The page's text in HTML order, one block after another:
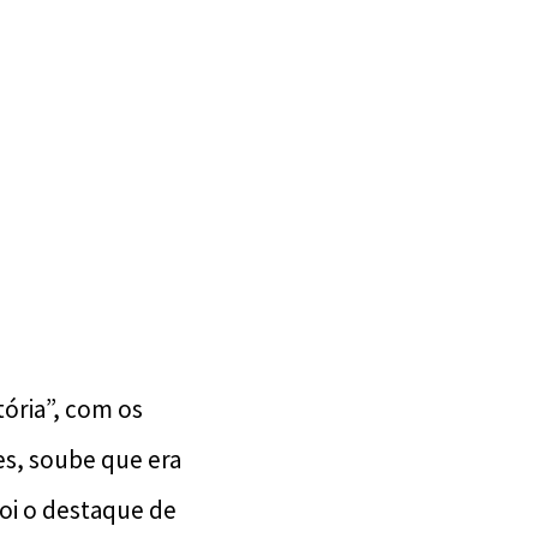
com os
soube que era
o destaque de